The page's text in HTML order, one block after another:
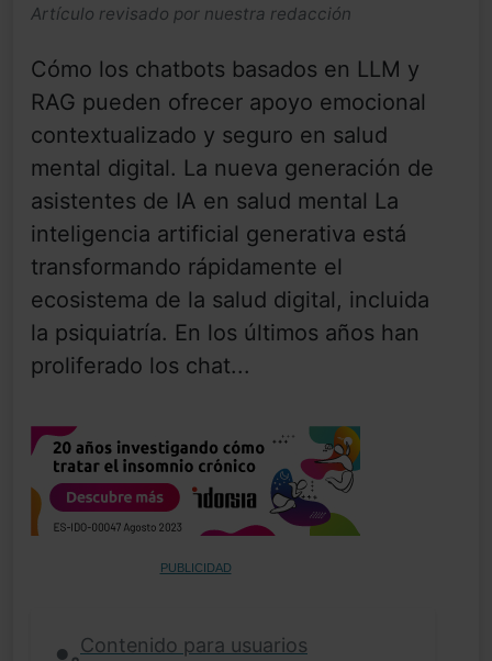
Artículo revisado por nuestra redacción
Cómo los chatbots basados en LLM y
RAG pueden ofrecer apoyo emocional
contextualizado y seguro en salud
mental digital. La nueva generación de
asistentes de IA en salud mental La
inteligencia artificial generativa está
transformando rápidamente el
ecosistema de la salud digital, incluida
la psiquiatría. En los últimos años han
proliferado los chat...
PUBLICIDAD
Contenido para usuarios